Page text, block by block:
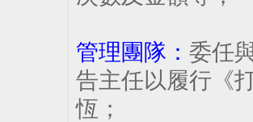
管理團隊： 委任
告主任以履行《
恆；